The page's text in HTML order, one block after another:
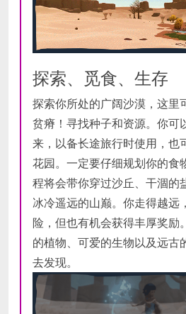
探索、觅食、生存
探索你所处的广阔沙漠，这里
贫瘠！寻找种子和资源。你可
来，以备长途旅行时使用，也
花园。一定要仔细规划你的食
程将会带你穿过沙丘、干涸的
冰冷遥远的山巅。你走得越远
险，但也有机会获得丰厚奖励
的植物、可爱的生物以及远古
去发现。